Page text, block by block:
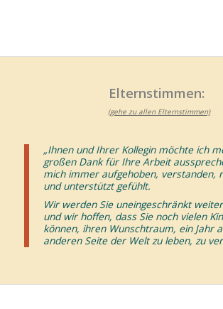
Elternstimmen:
(gehe zu allen Elternstimmen)
„Ihnen und Ihrer Kollegin möchte ich
großen Dank für Ihre Arbeit
mich immer aufgehoben, verstanden,
und unterstützt gefühlt.
Wir werden Sie uneingeschränkt
und wir hoffen, dass Sie noch vielen
können, ihren Wunschtraum, ein Jahr
anderen Seite der Welt zu leben, zu